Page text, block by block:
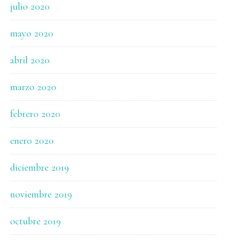
julio 2020
mayo 2020
abril 2020
marzo 2020
febrero 2020
enero 2020
diciembre 2019
noviembre 2019
octubre 2019